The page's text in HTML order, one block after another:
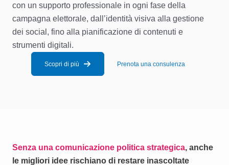
con un supporto professionale in ogni fase della
campagna elettorale, dall’identità visiva alla gestione
dei social, fino alla pianificazione di contenuti e
strumenti digitali.
Scopri di più Prenota una consulenza
Senza una comunicazione politica strategica, anche
le migliori idee rischiano di restare inascoltate